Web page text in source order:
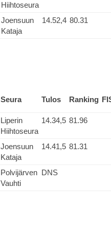
Hiihtoseura
Joensuun
Kataja
14.52,4 80.31
Seura Tulos Ranking
Liperin
Hiihtoseura
14.34,5 81.96
Joensuun
Kataja
14.41,5 81.31
Polvijärven
Vauhti
DNS